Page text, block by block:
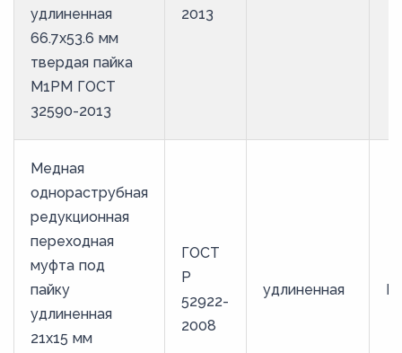
удлиненная
66.7х53.6 мм
твердая пайка
М1РМ ГОСТ
32590-2013
2013
Медная
однораструбная
редукционная
переходная
муфта под
пайку
удлиненная
21х15 мм
ГОСТ
Р
52922-
2008
удлиненная